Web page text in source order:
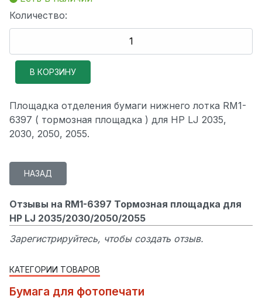
Количество:
Площадка отделения бумаги нижнего лотка RM1-
6397 ( тормозная площадка ) для HP LJ 2035,
2030, 2050, 2055.
Отзывы на RM1-6397 Тормозная площадка для
HP LJ 2035/2030/2050/2055
Зарегистрируйтесь, чтобы создать отзыв.
КАТЕГОРИИ ТОВАРОВ
Бумага для фотопечати